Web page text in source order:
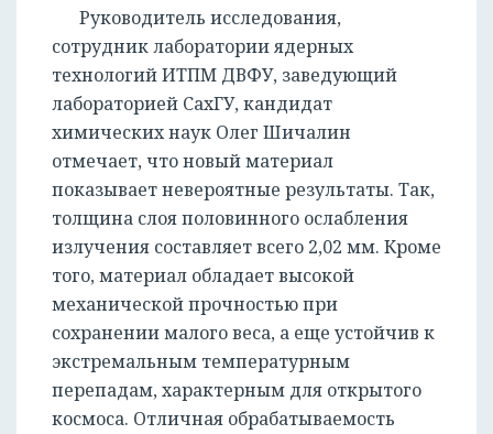
Руководитель исследования,
сотрудник лаборатории ядерных
технологий ИТПМ ДВФУ, заведующий
лабораторией СахГУ, кандидат
химических наук Олег Шичалин
отмечает, что новый материал
показывает невероятные результаты. Так,
толщина слоя половинного ослабления
излучения составляет всего 2,02 мм. Кроме
того, материал обладает высокой
механической прочностью при
сохранении малого веса, а еще устойчив к
экстремальным температурным
перепадам, характерным для открытого
космоса. Отличная обрабатываемость